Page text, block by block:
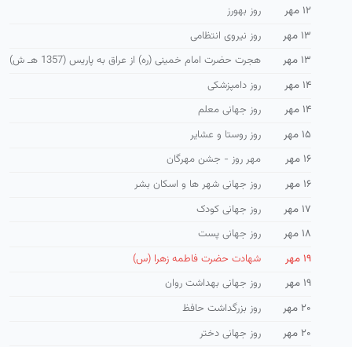
۱۲ مهر
روز بهورز
۱۳ مهر
روز نیروی انتظامی
۱۳ مهر
هجرت حضرت امام خمینی (ره) از عراق به پاریس (1357 هـ ش)
۱۴ مهر
روز دامپزشکی
۱۴ مهر
روز جهانی معلم
۱۵ مهر
روز روستا و عشایر
۱۶ مهر
مهر روز - جشن مهرگان
۱۶ مهر
روز جهانی شهر ها و اسكان بشر
۱۷ مهر
روز جهانی کودک
۱۸ مهر
روز جهانی پست
۱۹ مهر
شهادت حضرت فاطمه زهرا (س)
۱۹ مهر
روز جهانی بهداشت روان
۲۰ مهر
روز بزرگداشت حافظ
۲۰ مهر
روز جهانی دختر